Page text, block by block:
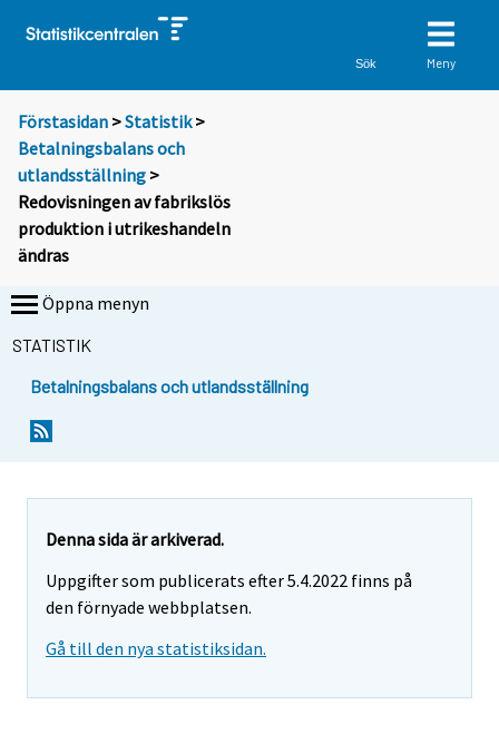
Sök Meny
Förstasidan >Statistik >
Betalningsbalans och
utlandsställning >
Redovisningen av fabrikslös
produktion i utrikeshandeln
ändras
Öppna menyn
STATISTIK
Betalningsbalans och utlandsställning
Denna sida är arkiverad.
Uppgifter som publicerats efter 5.4.2022 finns på
den förnyade webbplatsen.
Gå till den nya statistiksidan.